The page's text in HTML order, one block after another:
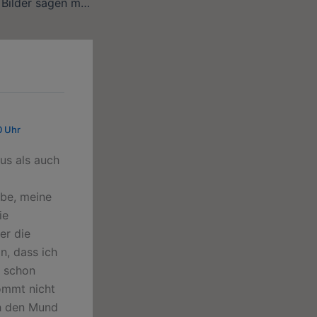
Uhr
als auch
meine
die
dass ich
nicht
den Mund